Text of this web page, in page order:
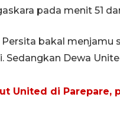
pada menit 51
bakal menjamu
Sedangkan Dewa
United di Parepare,